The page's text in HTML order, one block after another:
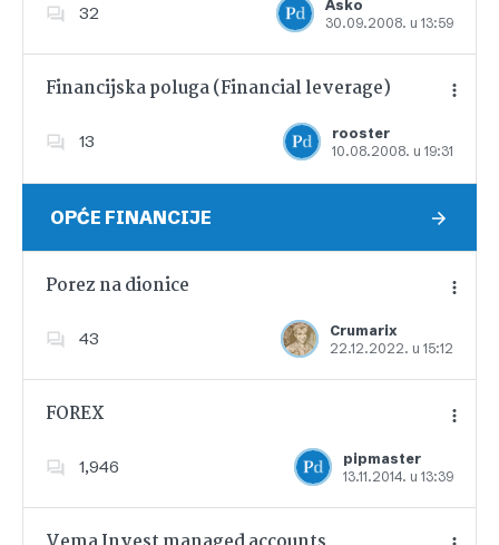
32
Asko
30.09.2008. u 13:59
Dodajte u favorite
Financijska poluga (Financial leverage)
13
rooster
10.08.2008. u 19:31
Dodajte u favorite
OPĆE FINANCIJE
Porez na dionice
43
Crumarix
22.12.2022. u 15:12
Dodajte u favorite
FOREX
1,946
pipmaster
13.11.2014. u 13:39
Dodajte u favorite